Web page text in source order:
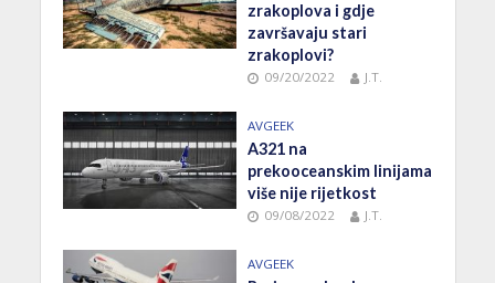
zrakoplova i gdje
završavaju stari
zrakoplovi?
09/20/2022 J.T.
AVGEEK
A321 na
prekooceanskim linijama
više nije rijetkost
09/08/2022 J.T.
AVGEEK